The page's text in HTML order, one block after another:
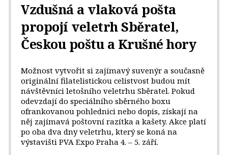
Vzdušná a vlaková pošta
propojí veletrh Sběratel,
Českou poštu a Krušné hory
Možnost vytvořit si zajímavý suvenýr a současně
originální filatelistickou celistvost budou mít
návštěvníci letošního veletrhu Sběratel. Pokud
odevzdají do speciálního sběrného boxu
ofrankovanou pohlednici nebo dopis, získají na
něj zajímavá poštovní razítka a kašety. Akce platí
po oba dva dny veletrhu, který se koná na
výstavišti PVA Expo Praha 4. – 5. září.